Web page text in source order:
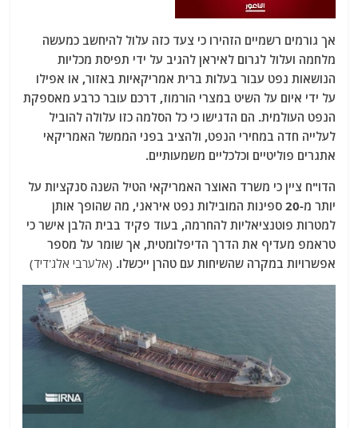
אך גורמים רשמיים הזהירו כי צעד כזה עלול להיחשב כמעשה
מלחמה ועלול לגרום לאיראן להגיב על ידי תפיסת מכליות
הנושאות נפט עבור בעלות ברית אמריקאיות באזור, או אפילו
על ידי איום על השיט במצרי הורמוז, דרכם עובר כרבע מאספקת
הנפט העולמית. הם הדגישו כי כל הסלמה כזו עלולה להוביל
לעלייה חדה במחירי הנפט, ולהציב בפני הממשל האמריקאי
אתגרים פוליטיים וכלכליים משמעותיים.
הדו"ח ציין כי משרד האוצר האמריקאי הטיל השנה סנקציות על
יותר מ-20 ספינות המובילות נפט איראני, מה שהופך אותן
למטרות פוטנציאליות להחרמה, בעוד פקיד בבית הלבן אישר כי
טראמפ מעדיף את הדרך הדיפלומטית, אך שומר על מספר
אפשרויות במקרה שהשיחות עם טהרן ייכשלו. (אלערבי אלג'דיד)